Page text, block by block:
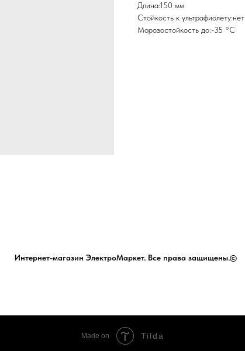
Длина:150 мм
Стойкость к ультрафиолету:нет
Морозостойкость до:-35 °С
Интернет-магазин ЭлектроМаркет. Все права защищены.©
Made on Tilda